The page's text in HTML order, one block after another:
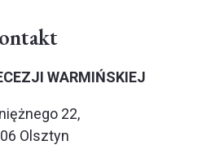
WARMIŃSKIEJ
22,
Olsztyn